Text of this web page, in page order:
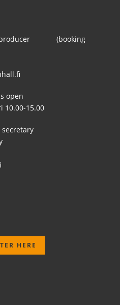
producer (booking
open
10.00-15.00
secretary
HERE